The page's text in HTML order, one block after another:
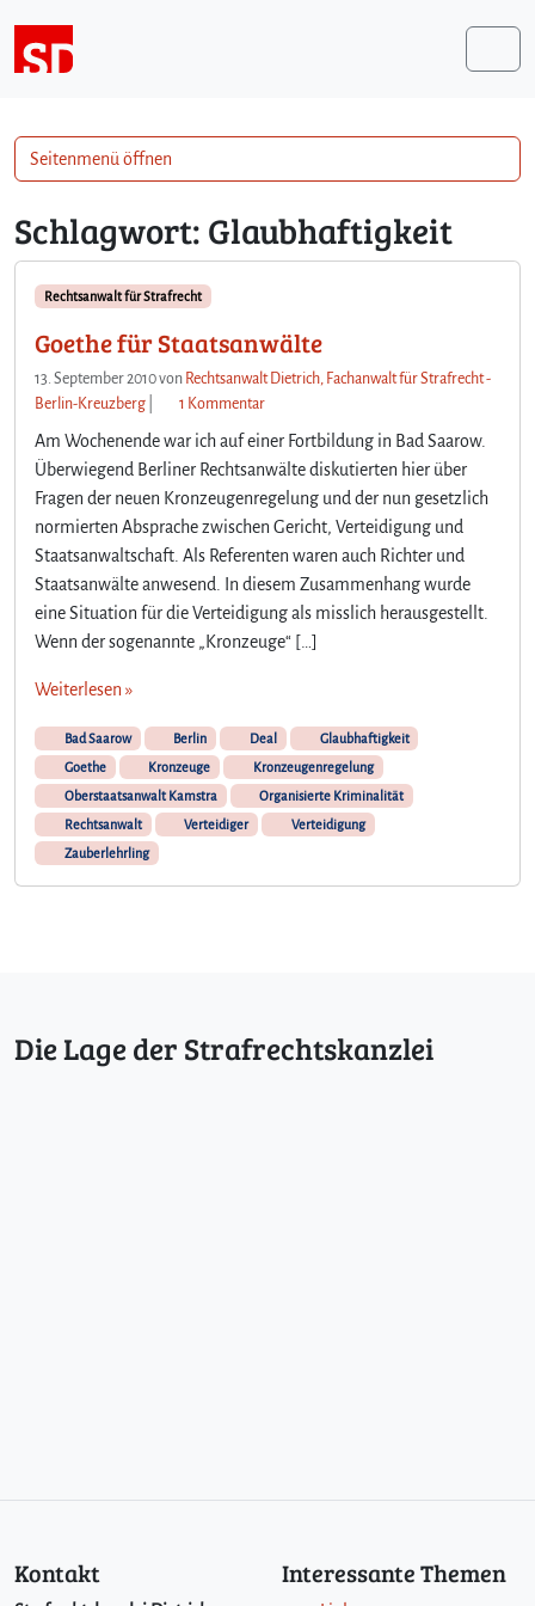
Schlagwort: Glaubhaftigkeit
Rechtsanwalt für Strafrecht
Goethe für Staatsanwälte
13. September 2010von Rechtsanwalt Dietrich, Fachanwalt für Strafrecht -
Berlin-Kreuzberg
1 Kommentarz
o
e
t
h
e
r
a
a
t
s
Am Wochenende war ich auf einer Fortbildung in Bad Saarow.
Überwiegend Berliner Rechtsanwälte diskutierten hier über
Fragen der neuen Kronzeugenregelung und der nun gesetzlich
normierten Absprache zwischen Gericht, Verteidigung und
Staatsanwaltschaft. Als Referenten waren auch Richter und
Staatsanwälte anwesend. In diesem Zusammenhang wurde
eine Situation für die Verteidigung als misslich herausgestellt.
Wenn der sogenannte „Kronzeuge“ […]
Weiterlesen »
Bad Saarow Berlin Deal
Glaubhaftigkeit
Goethe
Kronzeuge
Kronzeugenregelung
Oberstaatsanwalt Kamstra
Organisierte Kriminalität
Rechtsanwalt
Verteidiger
Verteidigung
Zauberlehrling
Seitenmenü öffnen
Die Lage der Strafrechtskanzlei
Kontakt Interessante Themen